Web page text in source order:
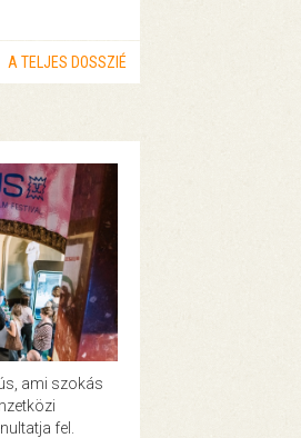
A TELJES DOSSZIÉ
ami szokás
fel.